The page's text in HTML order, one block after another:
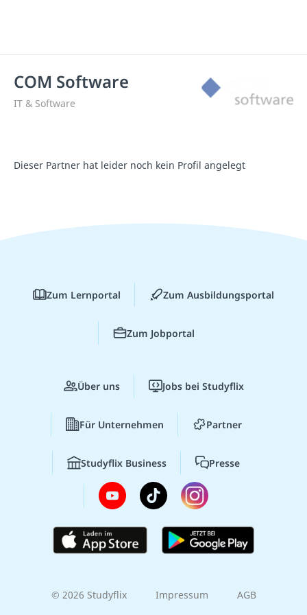
COM Software
IT & Software
Dieser Partner hat leider noch kein Profil angelegt
Zum Lernportal Zum Ausbildungsportal
Zum Jobportal
Über uns Jobs bei Studyflix
Für Unternehmen Partner
Studyflix Business Presse
© 2026 Studyflix Impressum AGB